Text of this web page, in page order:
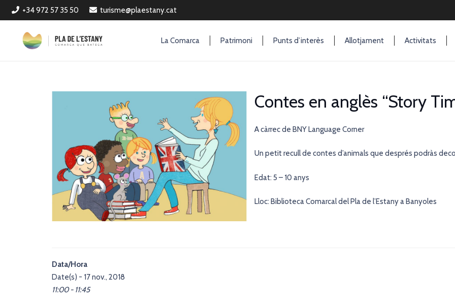
+34 972 57 35 50 turisme@plaestany.cat
La Comarca Patrimoni Punts d’interès Allotjament Activitats
Contes en anglès “Story
A càrrec de BNY Language Corner
Un petit recull de contes d’animals que després podràs
Edat: 5 – 10 anys
Lloc: Biblioteca Comarcal del Pla de l’Estany a Banyoles
Data/Hora
Date(s) - 17 nov., 2018
11:00 - 11:45